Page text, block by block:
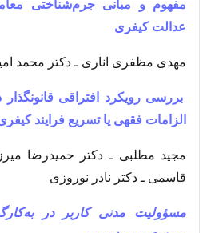
مفهوم و مبانی جرم‌شناختی
عدالت کیفری
مهدی مظفری اناری ـ دکتر محمد
بررسی رویکرد افتراقی قانونگذار
الزامات فقهی یا تسریع فرایند
مجید مطلبی ـ دکتر حمیدرضا
قاسمی ـ دکتر نادر نوروزی
مسؤولیت مدنی کاربر در